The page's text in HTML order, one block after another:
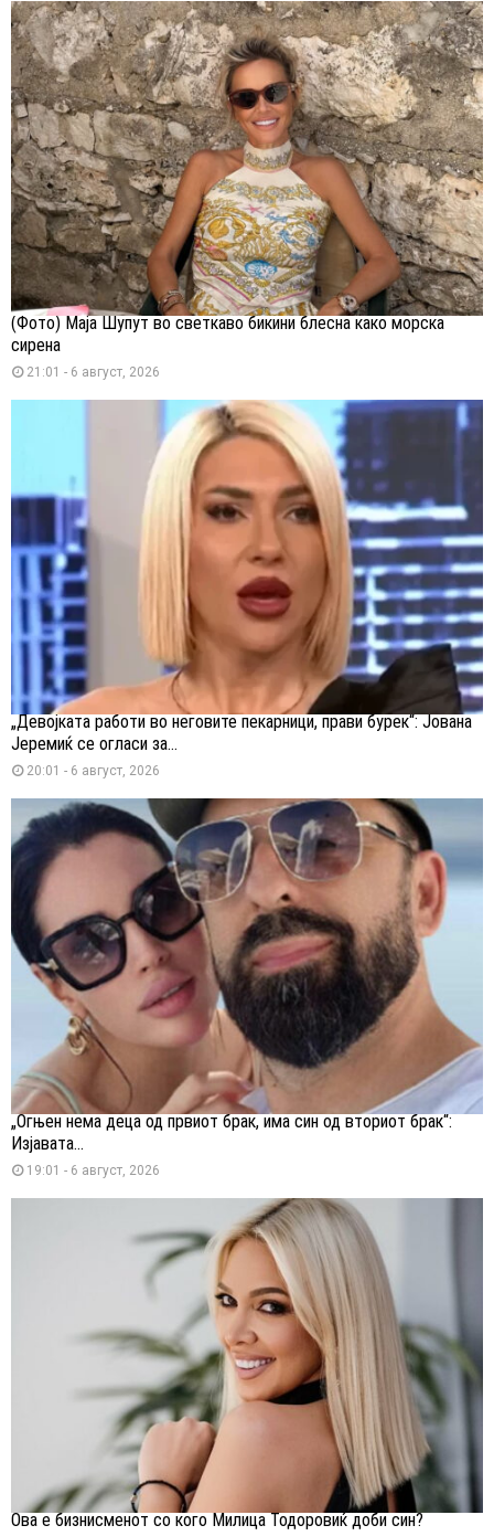
(Фото) Маја Шупут во светкаво бикини блесна како морска
сирена
21:01 - 6 август, 2026
„Девојката работи во неговите пекарници, прави бурек“: Јована
Јеремиќ се огласи за...
20:01 - 6 август, 2026
„Огњен нема деца од првиот брак, има син од вториот брак“:
Изјавата...
19:01 - 6 август, 2026
Ова е бизнисменот со кого Милица Тодоровиќ доби син?